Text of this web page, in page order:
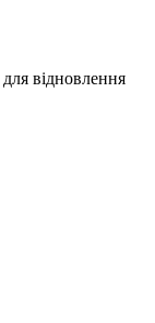
відновлення